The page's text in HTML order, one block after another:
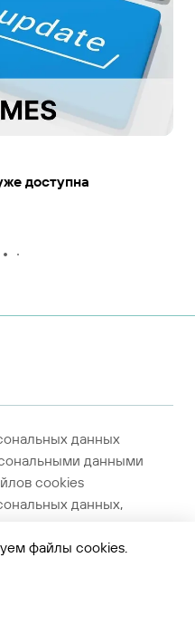
доступна
данных
данными
cookies
данных,
файлы cookies.